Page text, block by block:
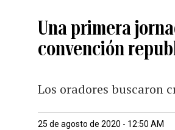
Una primera
convención
Los oradores buscaron
25 de agosto de 2020 - 12:50 AM